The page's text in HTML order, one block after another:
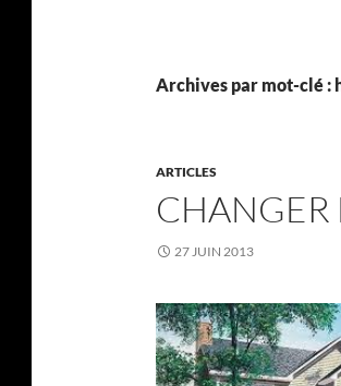
Archives par mot-clé :
ARTICLES
CHANGER
27 JUIN 2013